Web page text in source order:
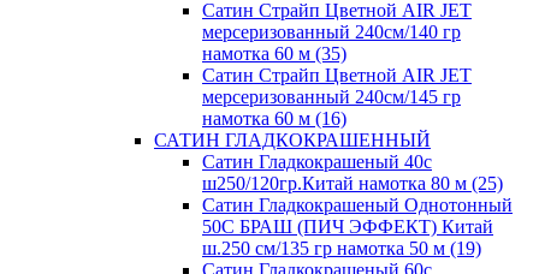
Сатин Страйп Цветной AIR JET
мерсеризованный 240см/140 гр
намотка 60 м (35)
Сатин Страйп Цветной AIR JET
мерсеризованный 240см/145 гр
намотка 60 м (16)
САТИН ГЛАДКОКРАШЕННЫЙ
Сатин Гладкокрашеный 40с
ш250/120гр.Китай намотка 80 м (25)
Сатин Гладкокрашеный Однотонный
50С БРАШ (ПИЧ ЭФФЕКТ) Китай
ш.250 см/135 гр намотка 50 м (19)
Сатин Гладкокрашеный 60с